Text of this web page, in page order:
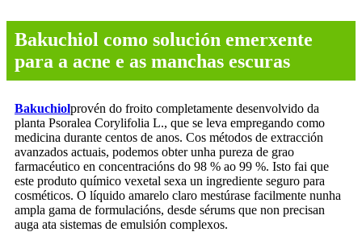
Bakuchiol como solución emerxente
para a acne e as manchas escuras
Bakuchiolprovén do froito completamente desenvolvido da
planta Psoralea Corylifolia L., que se leva empregando como
medicina durante centos de anos. Cos métodos de extracción
avanzados actuais, podemos obter unha pureza de grao
farmacéutico en concentracións do 98 % ao 99 %. Isto fai que
este produto químico vexetal sexa un ingrediente seguro para
cosméticos. O líquido amarelo claro mestúrase facilmente nunha
ampla gama de formulacións, desde sérums que non precisan
auga ata sistemas de emulsión complexos.